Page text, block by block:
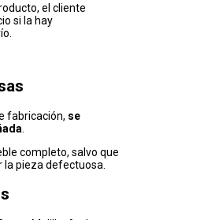
el cliente
si la hay
fabricación, se
completo, salvo que
la pieza defectuosa.